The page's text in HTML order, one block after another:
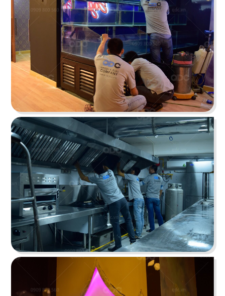
HOÀNG TÂM
Phong cách Indochine lấy thiên nhiên làm điểm
nhấn tái hiện nét văn hóa Đông và Tây
Chi tiết